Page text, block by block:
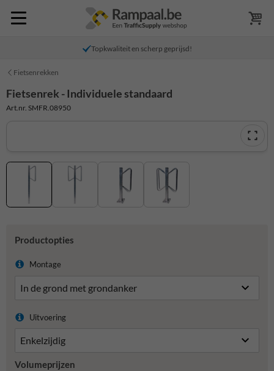
Topkwaliteit en scherp geprijsd!
Fietsenrekken
Fietsenrek - Individuele standaard
Art.nr. SMFR.08950
Productopties
Montage
Uitvoering
Volumeprijzen